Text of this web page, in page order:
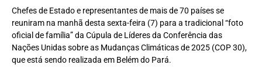
Chefes de Estado e representantes de mais de 70 países se
reuniram na manhã desta sexta-feira (7) para a tradicional “foto
oficial de família” da Cúpula de Líderes da Conferência das
Nações Unidas sobre as Mudanças Climáticas de 2025 (COP 30),
que está sendo realizada em Belém do Pará.